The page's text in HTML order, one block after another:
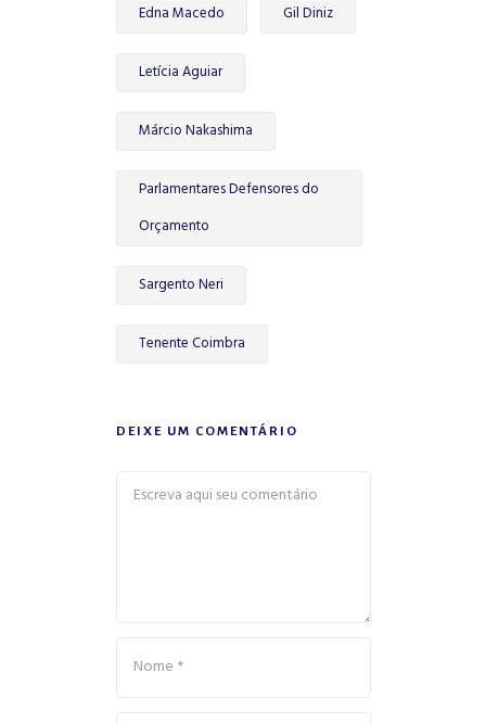
Edna Macedo Gil Diniz
Letícia Aguiar
Márcio Nakashima
Parlamentares Defensores do
Orçamento
Sargento Neri
Tenente Coimbra
DEIXE UM COMENTÁRIO